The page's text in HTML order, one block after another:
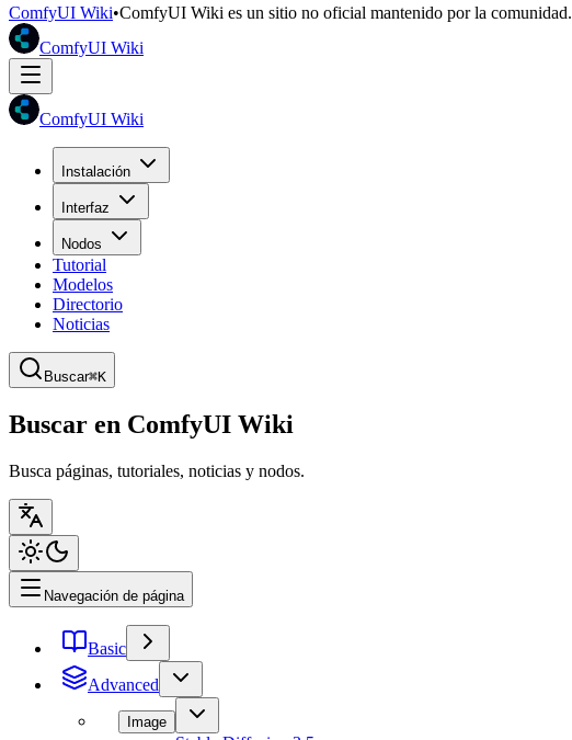
ComfyUI Wiki•ComfyUI Wiki es un sitio no oficial mantenido por la comunidad.
ComfyUI Wiki
ComfyUI Wiki
Instalación
Interfaz
Nodos
Tutorial
Modelos
Directorio
Noticias
Buscar⌘K
Buscar en ComfyUI Wiki
Busca páginas, tutoriales, noticias y nodos.
Navegación de página
Basic
Advanced
Image